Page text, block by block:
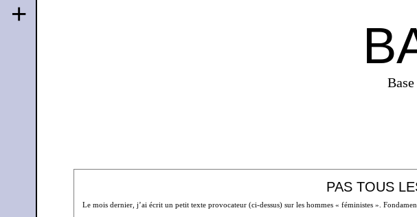
+
PAS TOUS
Le mois dernier, j’ai écrit un petit texte provocateur (ci-dessus) sur les hommes « féministes ».